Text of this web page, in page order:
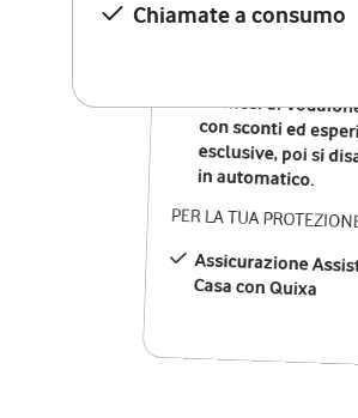
Chiamate a consumo
nazionali
12 mesi di
con sconti ed
esclusive, poi si
in automatico.
PER LA TUA
Assicurazione
Casa con Quixa